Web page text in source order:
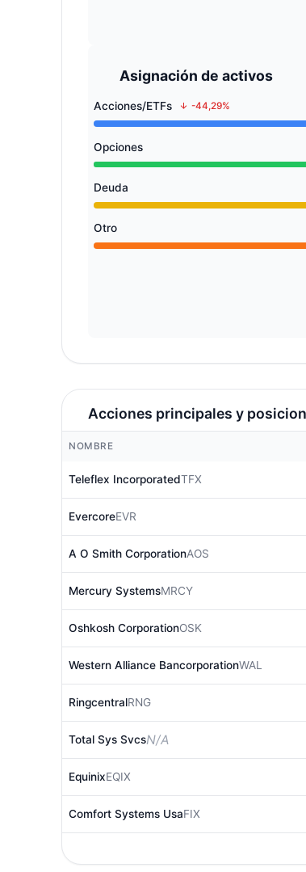
Asignación de activos
Acciones/ETFs -44,29%
Opciones
Deuda
Otro
Acciones principales y
NOMBRE
Teleflex IncorporatedTFX
EvercoreEVR
A O Smith CorporationAOS
Mercury SystemsMRCY
Oshkosh CorporationOSK
Western Alliance BancorporationWAL
RingcentralRNG
Total Sys SvcsN/A
EquinixEQIX
Comfort Systems UsaFIX